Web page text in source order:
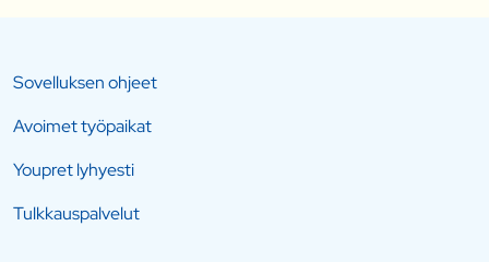
Sovelluksen ohjeet
Avoimet työpaikat
Youpret lyhyesti
Tulkkauspalvelut